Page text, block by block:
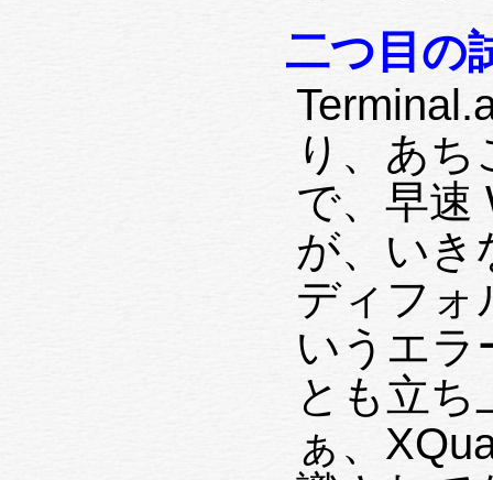
二つ目
り、あ
で、早速
が、いき
ディフォ
いうエラ
とも立
ぁ、